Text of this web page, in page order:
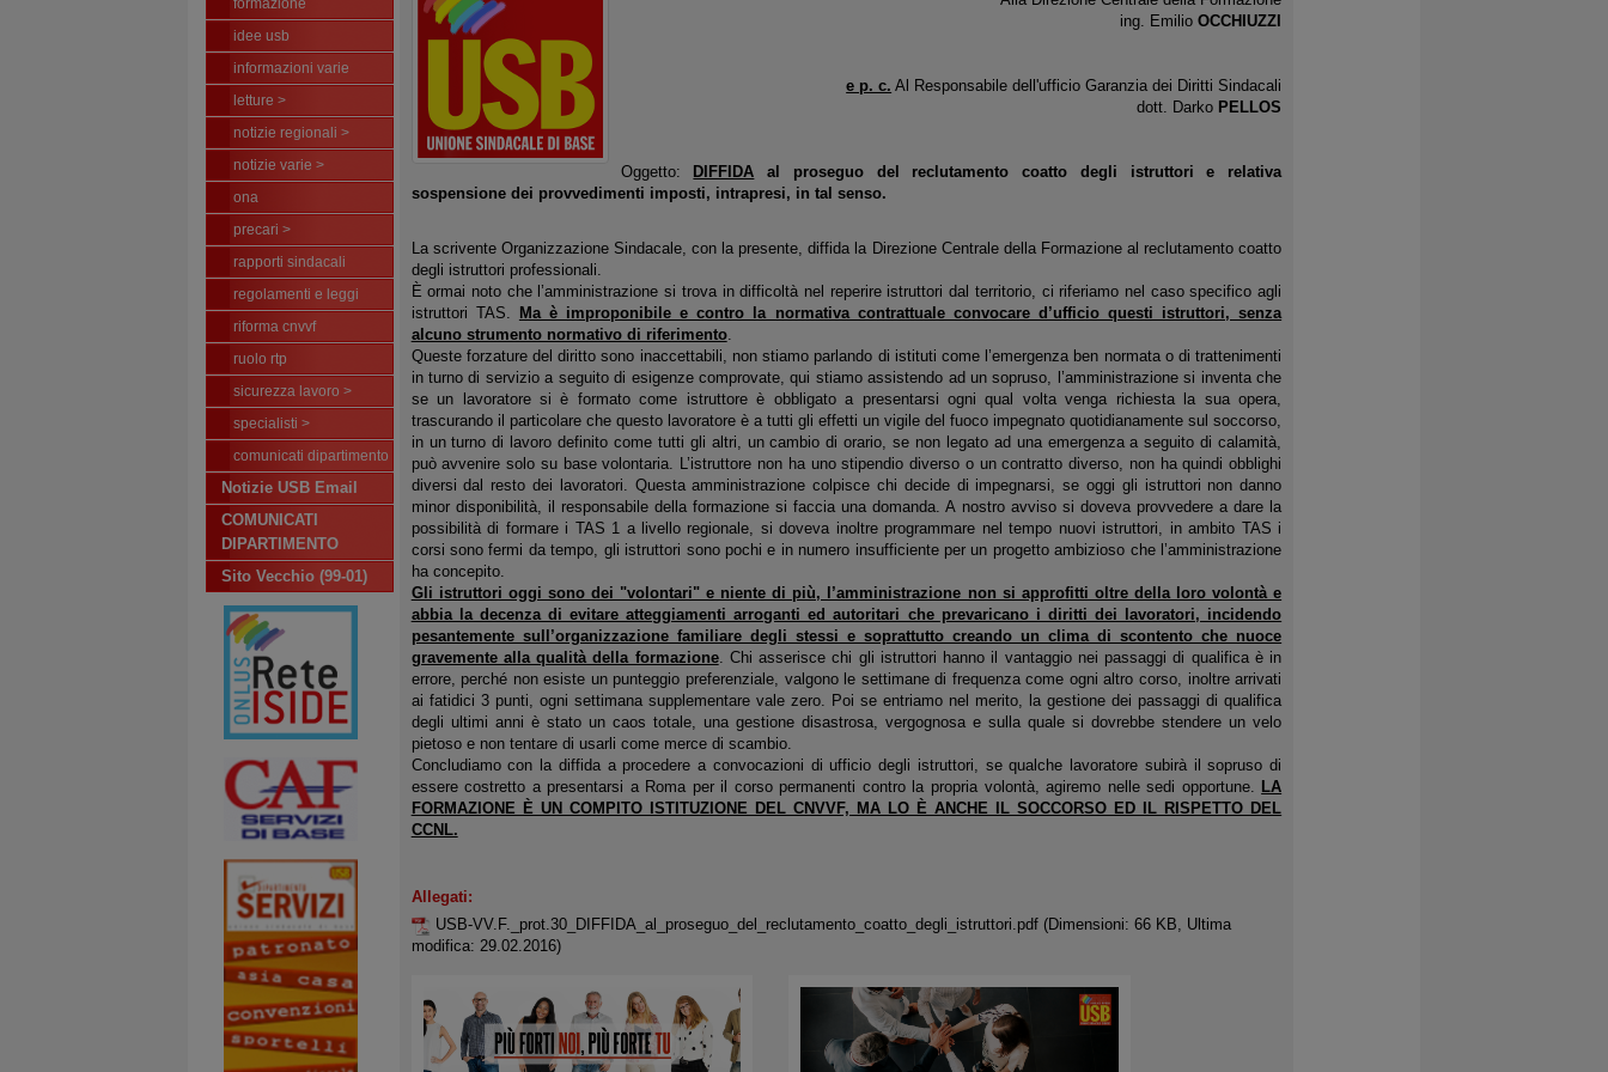
formazione
idee usb
informazioni varie
letture >
notizie regionali >
notizie varie >
ona
precari >
rapporti sindacali
regolamenti e leggi
riforma cnvvf
ruolo rtp
sicurezza lavoro >
specialisti >
comunicati dipartimento
Notizie USB Email
COMUNICATI
DIPARTIMENTO
Sito Vecchio (99-01)
ing. Emilio OCCHIUZZI
e p. c. Al Responsabile dell'ufficio Garanzia dei Diritti Sindacali
dott. Darko PELLOS
Oggetto: DIFFIDA al proseguo del reclutamento coatto degli istruttori e relativa
sospensione dei provvedimenti imposti, intrapresi, in tal senso.
La scrivente Organizzazione Sindacale, con la presente, diffida la Direzione Centrale della Formazione al reclutamento coatto
degli istruttori professionali.
È ormai noto che l’amministrazione si trova in difficoltà nel reperire istruttori dal territorio, ci riferiamo nel caso specifico agli
istruttori TAS.
Ma è improponibile e contro la normativa contrattuale convocare d’ufficio questi istruttori, senza
alcuno strumento normativo di riferimento.
Queste forzature del diritto sono inaccettabili, non stiamo parlando di istituti come l’emergenza ben normata o di trattenimenti
in turno di servizio a seguito di esigenze comprovate, qui stiamo assistendo ad un sopruso, l’amministrazione si inventa che
se un lavoratore si è formato come istruttore è obbligato a presentarsi ogni qual volta venga richiesta la sua opera,
trascurando il particolare che questo lavoratore è a tutti gli effetti un vigile del fuoco impegnato quotidianamente sul soccorso,
in un turno di lavoro definito come tutti gli altri, un cambio di orario, se non legato ad una emergenza a seguito di calamità,
può avvenire solo su base volontaria. L’istruttore non ha uno stipendio diverso o un contratto diverso, non ha quindi obblighi
diversi dal resto dei lavoratori. Questa amministrazione colpisce chi decide di impegnarsi, se oggi gli istruttori non danno
minor disponibilità, il responsabile della formazione si faccia una domanda. A nostro avviso si doveva provvedere a dare la
possibilità di formare i TAS 1 a livello regionale, si doveva inoltre programmare nel tempo nuovi istruttori, in ambito TAS i
corsi sono fermi da tempo, gli istruttori sono pochi e in numero insufficiente per un progetto ambizioso che l’amministrazione
ha concepito.
Gli istruttori oggi sono dei "volontari" e niente di più, l’amministrazione non si approfitti oltre della loro volontà e
abbia la decenza di evitare atteggiamenti arroganti ed autoritari che prevaricano i diritti dei lavoratori, incidendo
pesantemente sull’organizzazione familiare degli stessi e soprattutto creando un clima di scontento che nuoce
gravemente alla qualità della formazione. Chi asserisce chi gli istruttori hanno il vantaggio nei passaggi di qualifica è in
errore, perché non esiste un punteggio preferenziale, valgono le settimane di frequenza come ogni altro corso, inoltre arrivati
ai fatidici 3 punti, ogni settimana supplementare vale zero. Poi se entriamo nel merito, la gestione dei passaggi di qualifica
degli ultimi anni è stato un caos totale, una gestione disastrosa, vergognosa e sulla quale si dovrebbe stendere un velo
pietoso e non tentare di usarli come merce di scambio.
Concludiamo con la diffida a procedere a convocazioni di ufficio degli istruttori, se qualche lavoratore subirà il sopruso di
essere costretto a presentarsi a Roma per il corso permanenti contro la propria volontà, agiremo nelle sedi opportune. LA
FORMAZIONE È UN COMPITO ISTITUZIONE DEL CNVVF, MA LO È ANCHE IL SOCCORSO ED IL RISPETTO DEL
CCNL.
Allegati:
USB-VV.F._prot.30_DIFFIDA_al_proseguo_del_reclutamento_coatto_degli_istruttori.pdf (Dimensioni: 66 KB, Ultima
modifica: 29.02.2016)